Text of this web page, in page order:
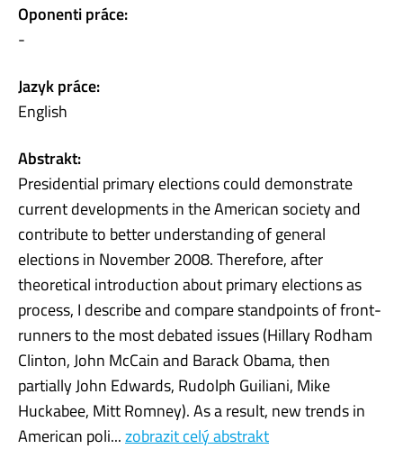
Oponenti práce:
-
Jazyk práce:
English
Abstrakt:
Presidential primary elections could demonstrate
current developments in the American society and
contribute to better understanding of general
elections in November 2008. Therefore, after
theoretical introduction about primary elections as
process, I describe and compare standpoints of front-
runners to the most debated issues (Hillary Rodham
Clinton, John McCain and Barack Obama, then
partially John Edwards, Rudolph Guiliani, Mike
Huckabee, Mitt Romney). As a result, new trends in
American poli...zobrazit celý abstrakt